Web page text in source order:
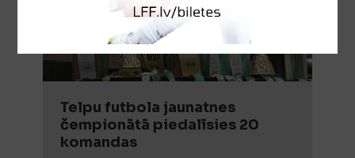
Telpu futbola jaunatnes
čempionātā piedalīsies 20
komandas